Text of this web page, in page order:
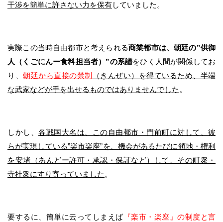
干渉を簡単に許さない力を保有していました。
実際この当時自由都市と考えられる商業都市は、朝廷の”供御
人（くごにんー食料担当者）”の系譜をひく人間が関係してお
り、 朝廷から直接の禁制
（きんぜい）を得ているため、半端
な武家などが手を出せるものではありませんでした 。
しかし、 各戦国大名は、この自由都市・門前町に対して、彼
らが実現している”楽市楽座”を、機会があるたびに領地・権利
を安堵（あんどー許可・承認・保証など）して、その町衆・
寺社衆にすり寄っていました 。
要するに、簡単に云ってしまえば『楽市・楽座』の制度と言